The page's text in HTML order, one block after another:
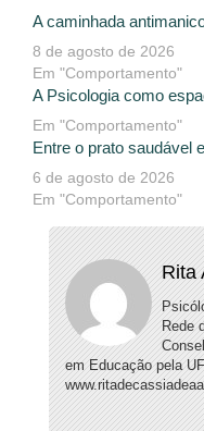
A caminhada
8 de agosto de 2026
Em "Comportamento"
A Psicologia como
Em "Comportamento"
Entre o prato saudável
6 de agosto de 2026
Em "Comportamento"
Rita
Rede
em Educação pela